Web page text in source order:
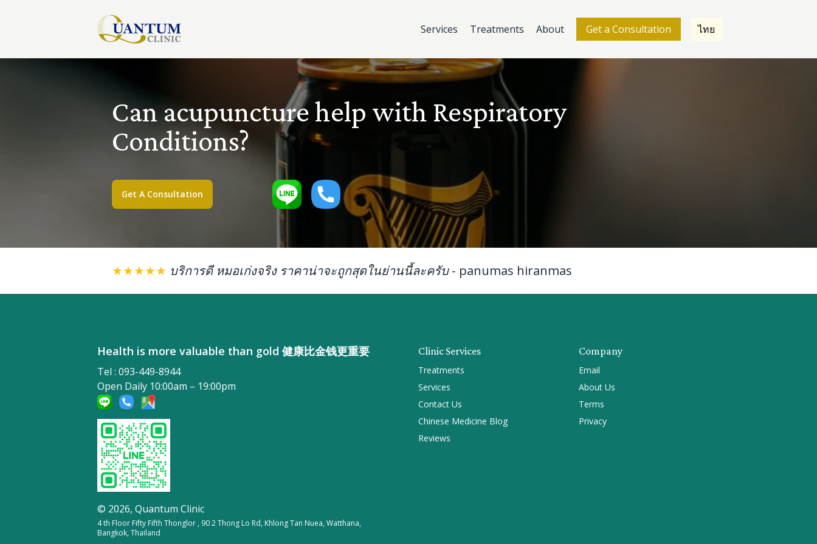
Services Treatments About Get a Consultation ไทย
Can acupuncture help with Respiratory
Conditions?
Get A Consultation
★★★★★ บริการดี หมอเก่งจริง ราคาน่าจะถูกสุดในย่านนี้ละครับ- panumas hiranmas
Health is more valuable than gold 健康比金钱更重要
Tel : 093-449-8944
Open Daily 10:00am – 19:00pm
© 2026, Quantum Clinic
4 th Floor Fifty Fifth Thonglor , 90 2 Thong Lo Rd, Khlong Tan Nuea, Watthana,
Bangkok, Thailand
Clinic Services
Treatments
Services
Contact Us
Chinese Medicine Blog
Reviews
Company
Email
About Us
Terms
Privacy